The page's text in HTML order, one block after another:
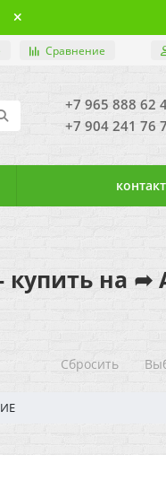
Сравнение
+7 965 888 62
+7 904 241 76
купить на ➦
Сбросить